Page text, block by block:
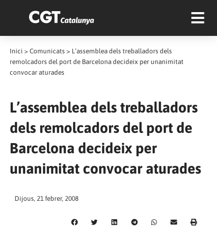
Inici > Comunicats > L’assemblea dels treballadors dels
remolcadors del port de Barcelona decideix per unanimitat
convocar aturades
L’assemblea dels treballadors
dels remolcadors del port de
Barcelona decideix per
unanimitat convocar aturades
Dijous, 21 febrer, 2008